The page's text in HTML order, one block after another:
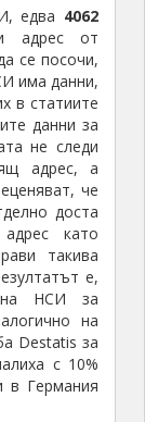
едва 4062
адрес от
се посочи,
има данни,
в статиите
данни за
не следи
адрес, а
че
доста
като
такива
е,
на НСИ за
на
Destatis за
с 10%
в Германия